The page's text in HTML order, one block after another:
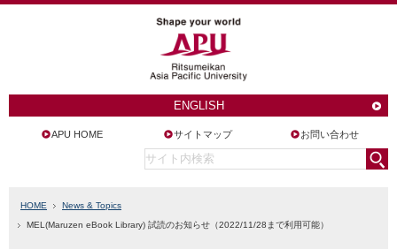
ENGLISH
APU HOME サイトマップ お問い合わせ
HOME
News & Topics
MEL(Maruzen eBook Library) 試読のお知らせ（2022/11/28まで利用可能）